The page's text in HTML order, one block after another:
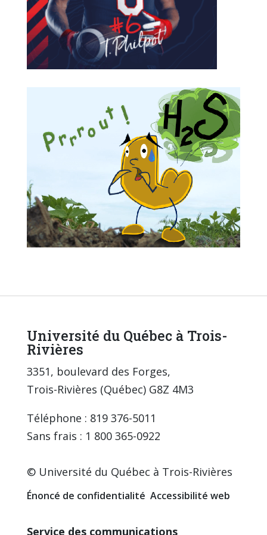
Université du Québec à Trois-
Rivières
3351, boulevard des Forges,
Trois-Rivières (Québec) G8Z 4M3
Téléphone : 819 376-5011
Sans frais : 1 800 365-0922
© Université du Québec à Trois-Rivières
Énoncé de confidentialité Accessibilité web
Service des communications